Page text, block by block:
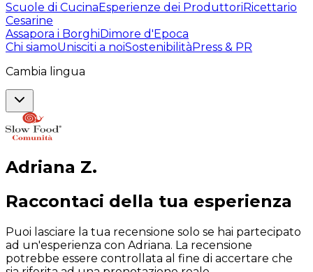
Scuole di CucinaEsperienze dei ProduttoriRicettario
Cesarine
Assapora i BorghiDimore d'Epoca
Chi siamoUnisciti a noiSostenibilitàPress & PR
Cambia lingua
Adriana Z.
Raccontaci della tua esperienza
Puoi lasciare la tua recensione solo se hai partecipato
ad un'esperienza con Adriana. La recensione
potrebbe essere controllata al fine di accertare che